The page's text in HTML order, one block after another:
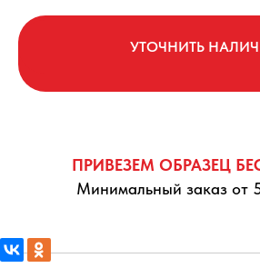
УТОЧНИТЬ
ПРИВЕЗЕМ ОБРАЗЕЦ
Минимальный заказ от